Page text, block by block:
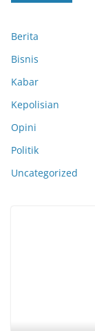
Berita
Bisnis
Kabar
Kepolisian
Opini
Politik
Uncategorized